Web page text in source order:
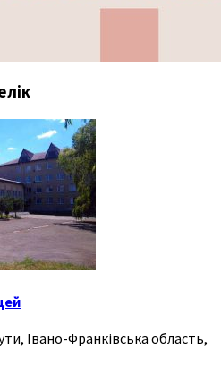
Івано-Франківська область,